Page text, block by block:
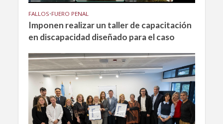
FALLOS•FUERO PENAL
Imponen realizar un taller de capacitación
en discapacidad diseñado para el caso